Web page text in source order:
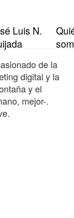
Luis N.
de la
digital y la
y el
mejor-.